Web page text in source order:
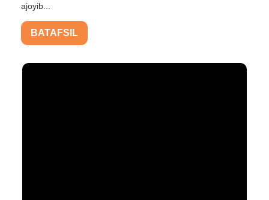
ajoyib...
BATAFSIL